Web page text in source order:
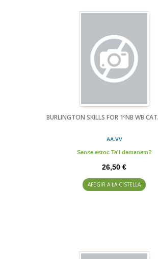
BURLINGTON SKILLS FOR 1ºNB WB
AA.VV
Sense estoc Te'l demanem?
26,50 €
AFEGIR A LA CISTELLA